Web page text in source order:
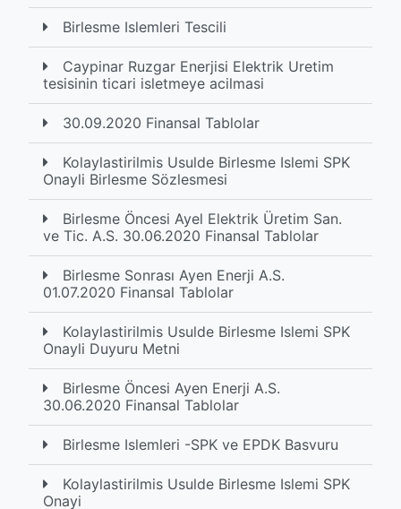
Birlesme Islemleri Tescili
Caypinar Ruzgar Enerjisi Elektrik Uretim
tesisinin ticari isletmeye acilmasi
30.09.2020 Finansal Tablolar
Kolaylastirilmis Usulde Birlesme Islemi SPK
Onayli Birlesme Sözlesmesi
Birlesme Öncesi Ayel Elektrik Üretim San.
ve Tic. A.S. 30.06.2020 Finansal Tablolar
Birlesme Sonrası Ayen Enerji A.S.
01.07.2020 Finansal Tablolar
Kolaylastirilmis Usulde Birlesme Islemi SPK
Onayli Duyuru Metni
Birlesme Öncesi Ayen Enerji A.S.
30.06.2020 Finansal Tablolar
Birlesme Islemleri -SPK ve EPDK Basvuru
Kolaylastirilmis Usulde Birlesme Islemi SPK
Onayi